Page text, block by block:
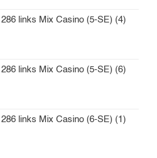
links Mix Casino (5-SE) (4)
links Mix Casino (5-SE) (6)
links Mix Casino (6-SE) (1)